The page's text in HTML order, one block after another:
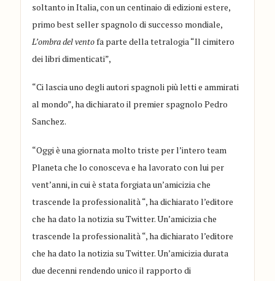
soltanto in Italia, con un centinaio di edizioni estere,
primo best seller spagnolo di successo mondiale,
L’ombra del ventofa parte della tetralogia “Il cimitero
dei libri dimenticati”,
“Ci lascia uno degli autori spagnoli più letti e ammirati
al mondo”, ha dichiarato il premier spagnolo Pedro
Sanchez.
“Oggi è una giornata molto triste per l’intero team
Planeta che lo conosceva e ha lavorato con lui per
vent’anni, in cui è stata forgiata un’amicizia che
trascende la professionalità “, ha dichiarato l’editore
che ha dato la notizia su Twitter. Un’amicizia che
trascende la professionalità “, ha dichiarato l’editore
che ha dato la notizia su Twitter. Un’amicizia durata
due decenni rendendo unico il rapporto di